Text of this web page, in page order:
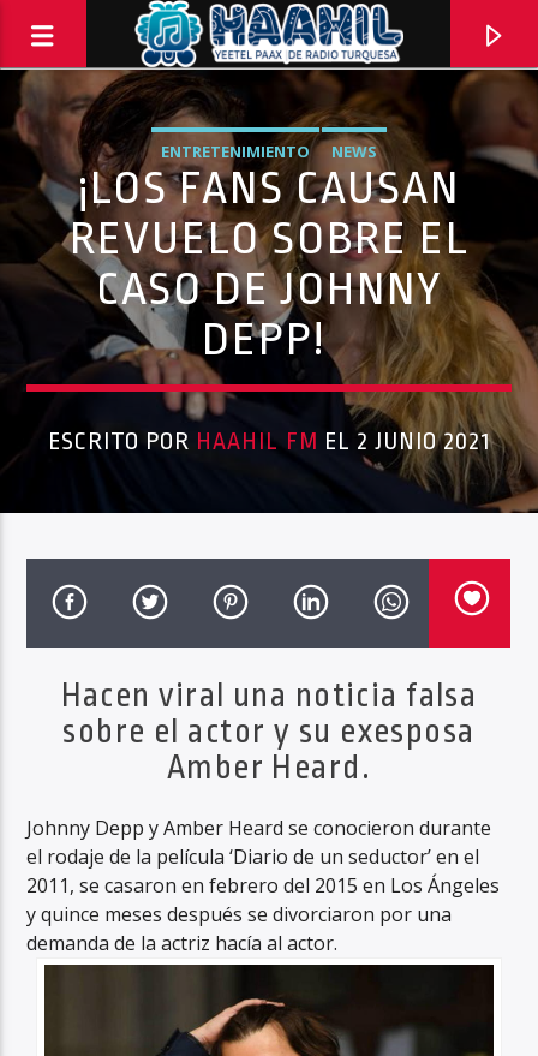
INFORMATIVO TURQUESA – 1RA EMISIÓN
ENTRETENIMIENTO NEWS
¡LOS FANS CAUSAN
REVUELO SOBRE EL
CASO DE JOHNNY
DEPP!
ESCRITO POR HAAHIL FM EL 2 JUNIO 2021
Hacen viral una noticia falsa
sobre el actor y su exesposa
Amber Heard.
Johnny Depp y Amber Heard se conocieron durante
el rodaje de la película ‘Diario de un seductor’ en el
2011, se casaron en febrero del 2015 en Los Ángeles
y quince meses después se divorciaron por una
demanda de la actriz hacía al actor.